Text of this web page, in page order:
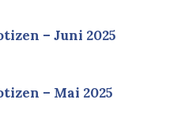
– Juni 2025
– Mai 2025